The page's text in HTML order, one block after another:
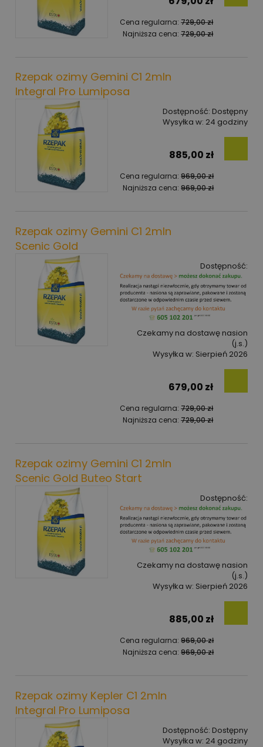
Cena regularna:729,00 zł
Najniższa cena:729,00 zł
Rzepak ozimy Gemini C1 2mln
Integral Pro Lumiposa
Dostępność: Dostępny
Wysyłka w: 24 godziny
885,00 zł
Cena regularna:969,00 zł
Najniższa cena:969,00 zł
Rzepak ozimy Gemini C1 2mln
Scenic Gold
Dostępność:
Czekamy na dostawę nasion
(j.s.)
Wysyłka w: Sierpień 2026
679,00 zł
Cena regularna:729,00 zł
Najniższa cena:729,00 zł
Rzepak ozimy Gemini C1 2mln
Scenic Gold Buteo Start
Dostępność:
Czekamy na dostawę nasion
(j.s.)
Wysyłka w: Sierpień 2026
885,00 zł
Cena regularna:969,00 zł
Najniższa cena:969,00 zł
Rzepak ozimy Kepler C1 2mln
Integral Pro Lumiposa
Dostępność: Dostępny
Wysyłka w: 24 godziny